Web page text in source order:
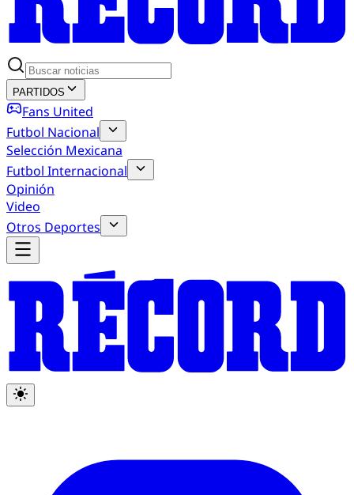
PARTIDOS
Fans United
Futbol Nacional
Selección Mexicana
Futbol Internacional
Opinión
Video
Otros Deportes